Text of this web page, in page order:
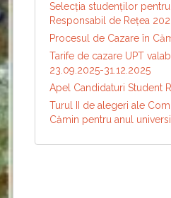
Selecția studenților
Responsabil de Reţea
Procesul de Cazare în
Tarife de cazare UPT
23.09.2025-31.12.2025
Apel Candidaturi Student
Turul II de alegeri ale
Cămin pentru anul